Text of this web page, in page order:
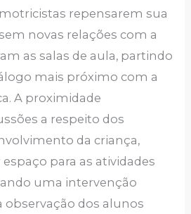
repensarem sua
novas relações com a
as salas de aula, partindo
mais próximo com a
A proximidade
a respeito dos
da criança,
para as atividades
uma intervenção
dos alunos